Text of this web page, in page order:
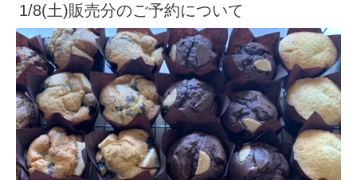
1/8(土)販売分のご予約について